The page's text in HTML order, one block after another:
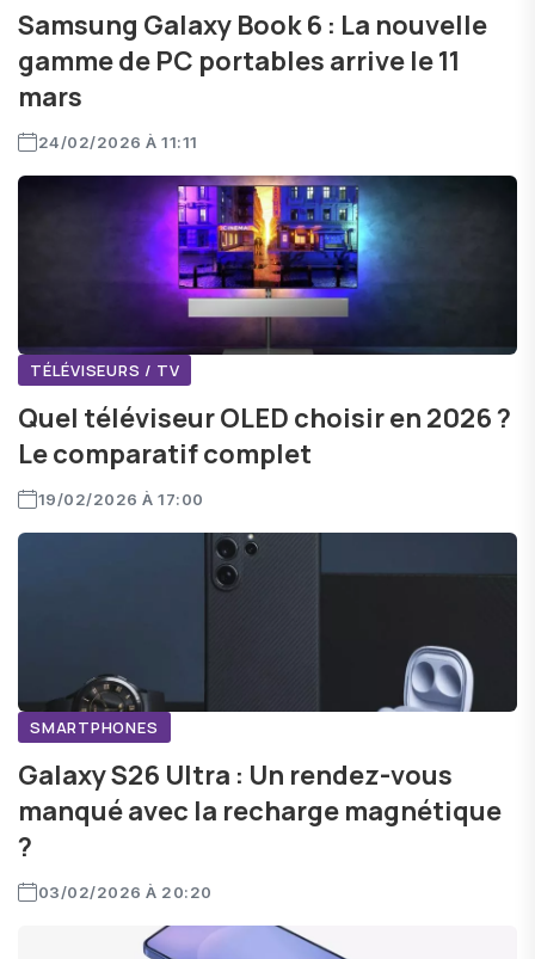
Samsung Galaxy Book 6 : La nouvelle
gamme de PC portables arrive le 11
mars
24/02/2026 À 11:11
TÉLÉVISEURS / TV
Quel téléviseur OLED choisir en 2026 ?
Le comparatif complet
19/02/2026 À 17:00
SMARTPHONES
Galaxy S26 Ultra : Un rendez-vous
manqué avec la recharge magnétique
?
03/02/2026 À 20:20